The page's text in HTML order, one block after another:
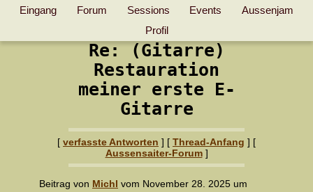
Eingang Forum Sessions Events
Aussenjam
Profil
Re: (Gitarre)
Restauration
meiner erste E-
Gitarre
[ verfasste Antworten ] [ Thread-Anfang ] [
Aussensaiter-Forum]
Beitrag von Michl vom November 28. 2025 um